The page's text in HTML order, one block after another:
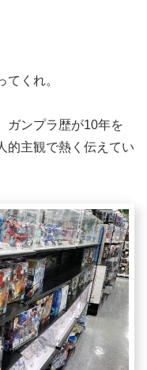
くれ。
ガンプラ歴が10年を
的主観で熱く伝えてい